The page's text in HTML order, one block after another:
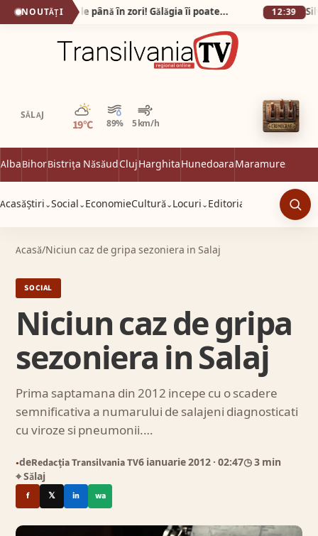
NOUTĂȚI Gata cu petrecerile până în zori! Gălăgia îi poate costa pe scandalagii până la 12.000 de lei! 12:39
SĂLAJ
19°C 89% 5 km/h
Parțial noros
AlbaBihorBistrița NăsăudClujHarghitaHunedoaraMaramureș
AcasăȘtiri ⌄Social ⌄ EconomieCultură ⌄ Locuri ⌄ Editorial
Acasă/Niciun caz de gripa sezoniera in Salaj
SOCIAL
Niciun caz de gripa
sezoniera in Salaj
Prima saptamana din 2012 incepe cu o scadere
semnificativa a numarului de salajeni diagnosticati
cu viroze si pneumonii.…
●deRedacția Transilvania TV6 ianuarie 2012 · 02:47◷ 3 min
⌖ Sălaj
f 𝕏 in wa